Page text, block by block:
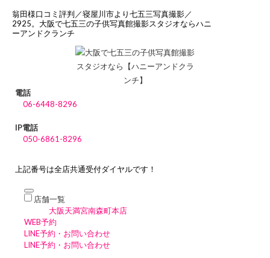
翁田様口コミ評判／寝屋川市より七五三写真撮影／
2925。大阪で七五三の子供写真館撮影スタジオならハニ
ーアンドクランチ
電話
06-6448-8296
IP電話
050-6861-8296
上記番号は全店共通受付ダイヤルです！
店舗一覧
大阪天満宮南森町本店
WEB予約
LINE予約・お問い合わせ
LINE予約・お問い合わせ